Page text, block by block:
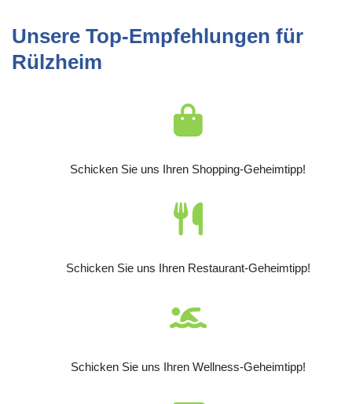
Unsere Top-Empfehlungen für
Rülzheim
Schicken Sie uns Ihren Shopping-Geheimtipp!
Schicken Sie uns Ihren Restaurant-Geheimtipp!
Schicken Sie uns Ihren Wellness-Geheimtipp!